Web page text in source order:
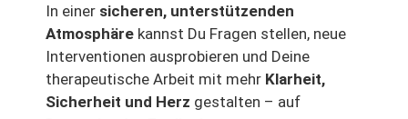
In einer sicheren, unterstützenden
Atmosphäre kannst Du Fragen stellen, neue
Interventionen ausprobieren und Deine
therapeutische Arbeit mit mehr Klarheit,
Sicherheit und Herz gestalten – auf